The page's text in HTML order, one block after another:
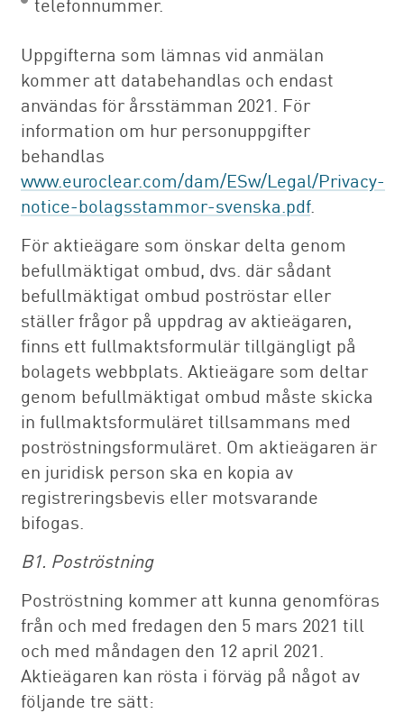
Uppgifterna som lämnas vid anmälan
kommer att databehandlas och endast
användas för årsstämman 2021. För
information om hur personuppgifter
behandlas
www.euroclear.com/dam/ESw/Legal/Privacy-
notice-bolagsstammor-svenska.pdf.
För aktieägare som önskar delta genom
befullmäktigat ombud, dvs. där sådant
befullmäktigat ombud poströstar eller
ställer frågor på uppdrag av aktieägaren,
finns ett fullmaktsformulär tillgängligt på
bolagets webbplats. Aktieägare som deltar
genom befullmäktigat ombud måste skicka
in fullmaktsformuläret tillsammans med
poströstningsformuläret. Om aktieägaren är
en juridisk person ska en kopia av
registreringsbevis eller motsvarande
bifogas.
B1. Poströstning
Poströstning kommer att kunna genomföras
från och med fredagen den 5 mars 2021 till
och med måndagen den 12 april 2021.
Aktieägaren kan rösta i förväg på något av
följande tre sätt: